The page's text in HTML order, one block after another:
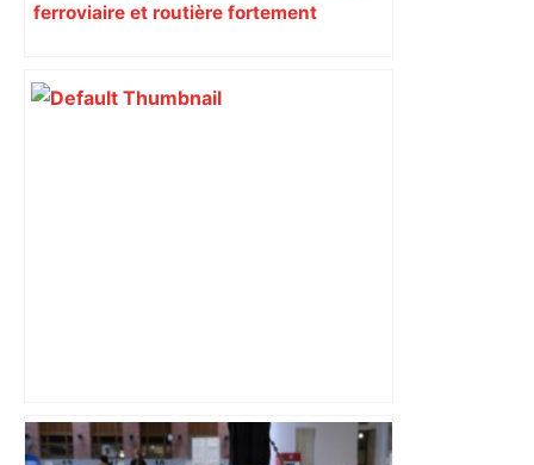
ferroviaire et routière fortement
Top 14 : à quelle heure et sur quelle